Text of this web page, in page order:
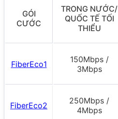
GÓI
CƯỚC
TRONG NƯỚC/
QUỐC TẾ TỐI
THIỂU
FiberEco1
150Mbps /
3Mbps
FiberEco2
250Mbps /
4Mbps